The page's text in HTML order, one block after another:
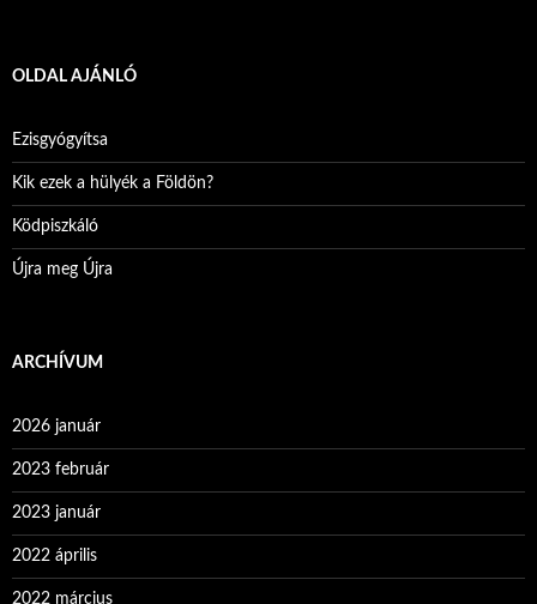
OLDAL AJÁNLÓ
Ezisgyógyítsa
Kik ezek a hülyék a Földön?
Ködpiszkáló
Újra meg Újra
ARCHÍVUM
2026 január
2023 február
2023 január
2022 április
2022 március